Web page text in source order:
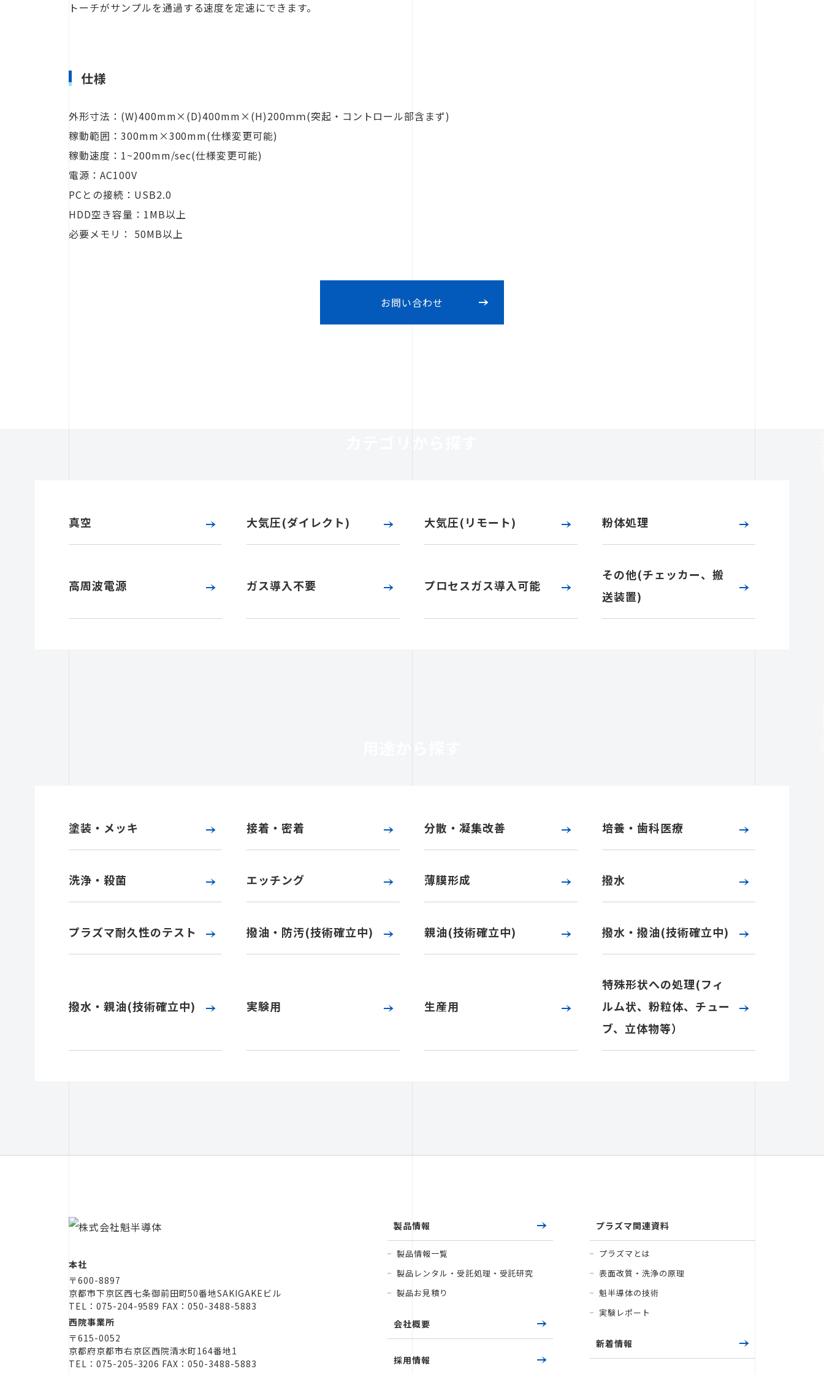
トーチがサンプルを通過する速度を定速にできます。
仕様
外形寸法：(W)400mm×(D)400mm×(H)200ｍｍ(突起・コントロール部含まず)
稼動範囲：300mm×300mm(仕様変更可能)
稼動速度：1~200mm/sec(仕様変更可能)
電源：AC100V
PCとの接続：USB2.0
HDD空き容量：1MB以上
必要メモリ： 50MB以上
お問い合わせ
真空 大気圧(ダイレクト) 大気圧(リモート) 粉体処理
高周波電源 ガス導入不要 プロセスガス導入可能
その他(チェッカー、搬
送装置)
塗装・メッキ 接着・密着 分散・凝集改善 培養・歯科医療
洗浄・殺菌 エッチング 薄膜形成 撥水
プラズマ耐久性のテスト 撥油・防汚(技術確立中) 親油(技術確立中) 撥水・撥油(技術確立中)
撥水・親油(技術確立中) 実験用 生産用
特殊形状への処理(フィ
ルム状、粉粒体、チュー
ブ、立体物等）
本社
〒600-8897
京都市下京区西七条御前田町50番地SAKIGAKEビル
TEL：075-204-9589 FAX：050-3488-5883
西院事業所
〒615-0052
京都府京都市右京区西院清水町164番地1
TEL：075-205-3206 FAX：050-3488-5883
製品情報
製品情報一覧
製品レンタル・受託処理・受託研究
製品お見積り
会社概要
採用情報
プラズマ関連資料
プラズマとは
表面改質・洗浄の原理
魁半導体の技術
実験レポート
新着情報